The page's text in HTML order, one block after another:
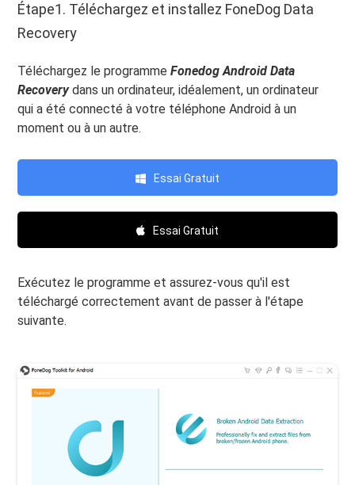
Étape1. Téléchargez et installez FoneDog Data
Recovery
Téléchargez le programmeFonedog Android Data
Recoverydans un ordinateur, idéalement, un ordinateur
qui a été connecté à votre téléphone Android à un
moment ou à un autre.
Essai Gratuit
Essai Gratuit
Exécutez le programme et assurez-vous qu'il est
téléchargé correctement avant de passer à l'étape
suivante.